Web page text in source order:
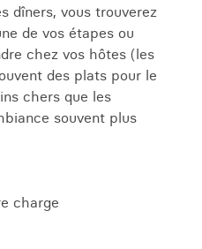
dîners, vous trouverez
de vos étapes ou
chez vos hôtes (les
des plats pour le
chers que les
souvent plus
charge